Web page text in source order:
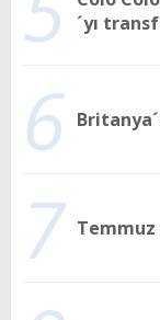
´yı
6
7 Temmuz